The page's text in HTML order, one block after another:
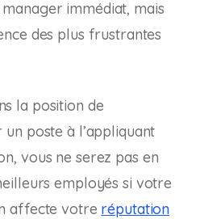
immédiat, mais
des plus frustrantes
la position de
poste à l’appliquant
vous ne serez pas en
employés si votre
affecte votre réputation